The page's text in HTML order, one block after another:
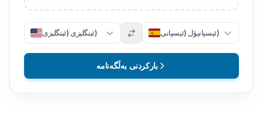
ئینگلیزی (ئینگلیزی) ئیسپانیۆل (ئیسپانی)
بارکردنی بەڵگەنامە